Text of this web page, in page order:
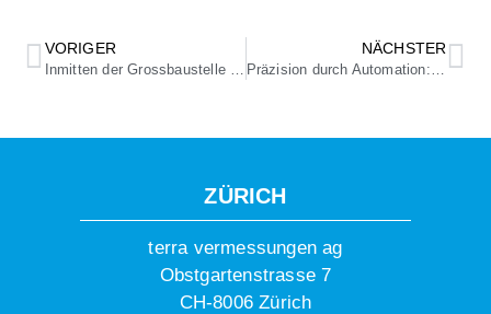
VORIGER NÄCHSTER
ZÜRICH
terra vermessungen ag
Obstgartenstrasse 7
CH-8006 Zürich